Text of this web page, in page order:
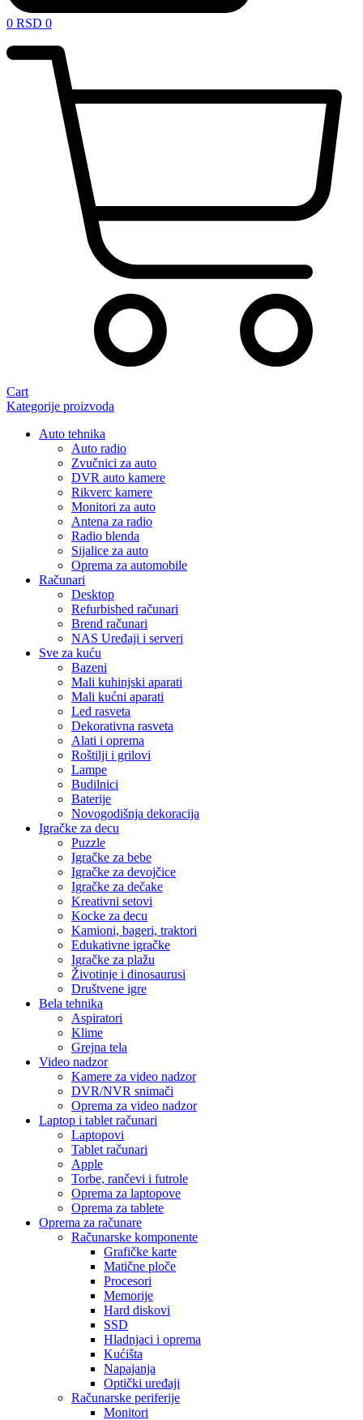
0 RSD 0
Cart
Kategorije proizvoda
Auto tehnika
Auto radio
Zvučnici za auto
DVR auto kamere
Rikverc kamere
Monitori za auto
Antena za radio
Radio blenda
Sijalice za auto
Oprema za automobile
Računari
Desktop
Refurbished računari
Brend računari
NAS Uređaji i serveri
Sve za kuću
Bazeni
Mali kuhinjski aparati
Mali kućni aparati
Led rasveta
Dekorativna rasveta
Alati i oprema
Roštilji i grilovi
Lampe
Budilnici
Baterije
Novogodišnja dekoracija
Igračke za decu
Puzzle
Igračke za bebe
Igračke za devojčice
Igračke za dečake
Kreativni setovi
Kocke za decu
Kamioni, bageri, traktori
Edukativne igračke
Igračke za plažu
Životinje i dinosaurusi
Društvene igre
Bela tehnika
Aspiratori
Klime
Grejna tela
Video nadzor
Kamere za video nadzor
DVR/NVR snimači
Oprema za video nadzor
Laptop i tablet računari
Laptopovi
Tablet računari
Apple
Torbe, rančevi i futrole
Oprema za laptopove
Oprema za tablete
Oprema za računare
Računarske komponente
Grafičke karte
Matične ploče
Procesori
Memorije
Hard diskovi
SSD
Hladnjaci i oprema
Kućišta
Napajanja
Optički uređaji
Računarske periferije
Monitori